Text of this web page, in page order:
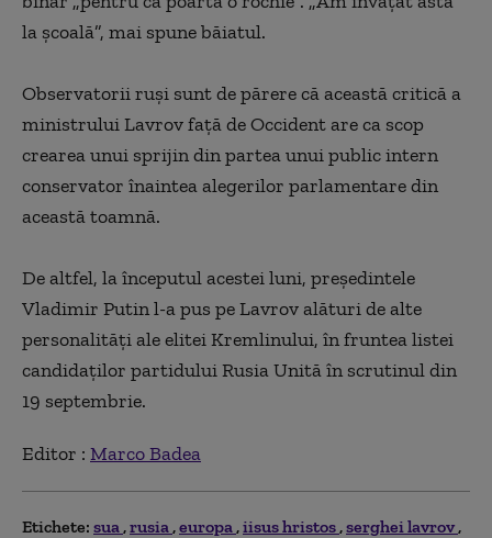
la școală”, mai spune băiatul.
Observatorii ruși sunt de părere că această critică a
ministrului Lavrov față de Occident are ca scop
crearea unui sprijin din partea unui public intern
conservator înaintea alegerilor parlamentare din
această toamnă.
De altfel, la începutul acestei luni, președintele
Vladimir Putin l-a pus pe Lavrov alături de alte
personalități ale elitei Kremlinului, în fruntea listei
candidaților partidului Rusia Unită în scrutinul din
19 septembrie.
Editor : Marco Badea
Etichete: sua rusia europa iisus hristos serghei lavrov